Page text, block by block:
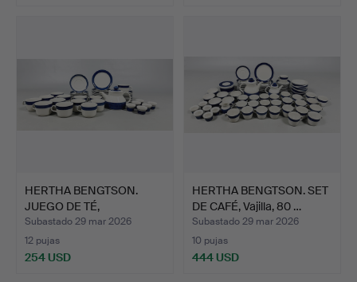
HERTHA BENGTSON.
JUEGO DE TÉ,
PORCELANA, K…
Subastado 29 mar 2026
12 pujas
254 USD
HERTHA BENGTSON. SET
DE CAFÉ, Vajilla, 80 …
Subastado 29 mar 2026
10 pujas
444 USD